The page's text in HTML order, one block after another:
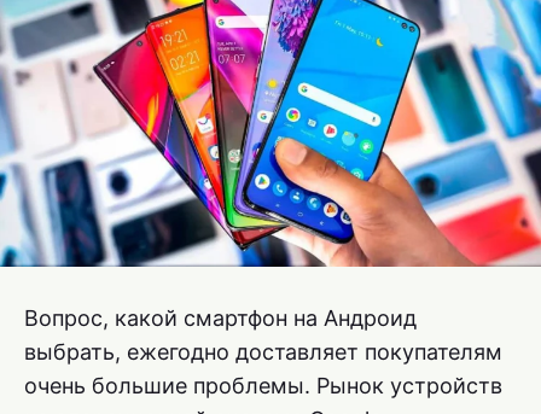
Вопрос, какой смартфон на Андроид
выбрать, ежегодно доставляет покупателям
очень большие проблемы. Рынок устройств